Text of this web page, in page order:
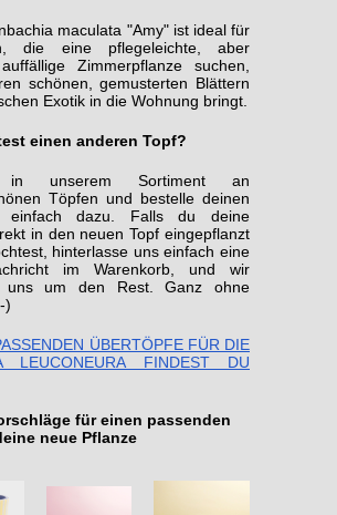
maculata "Amy" ist ideal für
die eine pflegeleichte, aber
Zimmerpflanze suchen,
schönen, gemusterten Blättern
Exotik in die Wohnung bringt.
einen anderen Topf?
in unserem Sortiment an
Töpfen und bestelle deinen
einfach dazu. Falls du deine
in den neuen Topf eingepflanzt
hinterlasse uns einfach eine
im Warenkorb, und wir
uns um den Rest. Ganz ohne
)
ÜBERTÖPFE FÜR DIE
LEUCONEURA FINDEST DU
für einen passenden
neue Pflanze